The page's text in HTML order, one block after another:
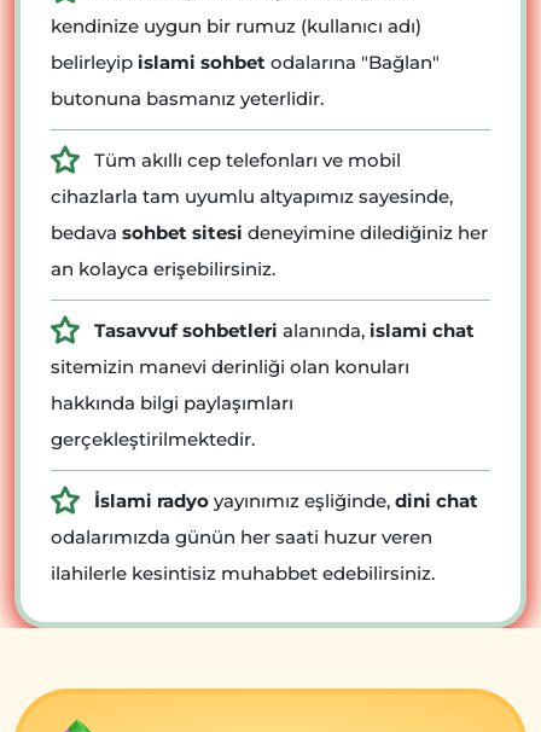
kendinize uygun bir rumuz (kullanıcı adı)
belirleyip islami sohbet odalarına "Bağlan"
butonuna basmanız yeterlidir.
Tüm akıllı cep telefonları ve mobil
cihazlarla tam uyumlu altyapımız sayesinde,
bedava sohbet sitesi deneyimine dilediğiniz her
an kolayca erişebilirsiniz.
Tasavvuf sohbetleri alanında, islami chat
sitemizin manevi derinliği olan konuları
hakkında bilgi paylaşımları
gerçekleştirilmektedir.
İslami radyo yayınımız eşliğinde, dini chat
odalarımızda günün her saati huzur veren
ilahilerle kesintisiz muhabbet edebilirsiniz.